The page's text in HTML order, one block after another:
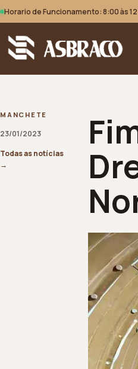
Horario de Funcionamento: 8:00 às
MANCHETE
23/01/2023
Todas as notícias
→